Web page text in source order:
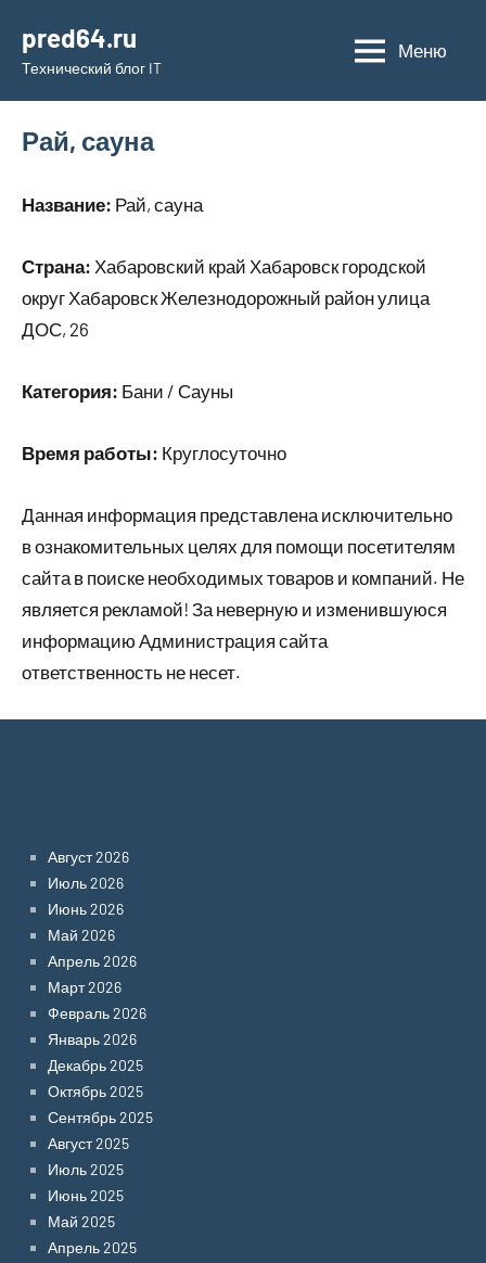
содержимому
pred64.ru
Технический блог IT
Меню
Рай, сауна
Название: Рай, сауна
Страна: Хабаровский край Хабаровск городской
округ Хабаровск Железнодорожный район улица
ДОС, 26
Категория: Бани / Сауны
Время работы: Круглосуточно
Данная информация представлена исключительно
в ознакомительных целях для помощи посетителям
сайта в поиске необходимых товаров и компаний. Не
является рекламой! За неверную и изменившуюся
информацию Администрация сайта
ответственность не несет.
Август 2026
Июль 2026
Июнь 2026
Май 2026
Апрель 2026
Март 2026
Февраль 2026
Январь 2026
Декабрь 2025
Октябрь 2025
Сентябрь 2025
Август 2025
Июль 2025
Июнь 2025
Май 2025
Апрель 2025